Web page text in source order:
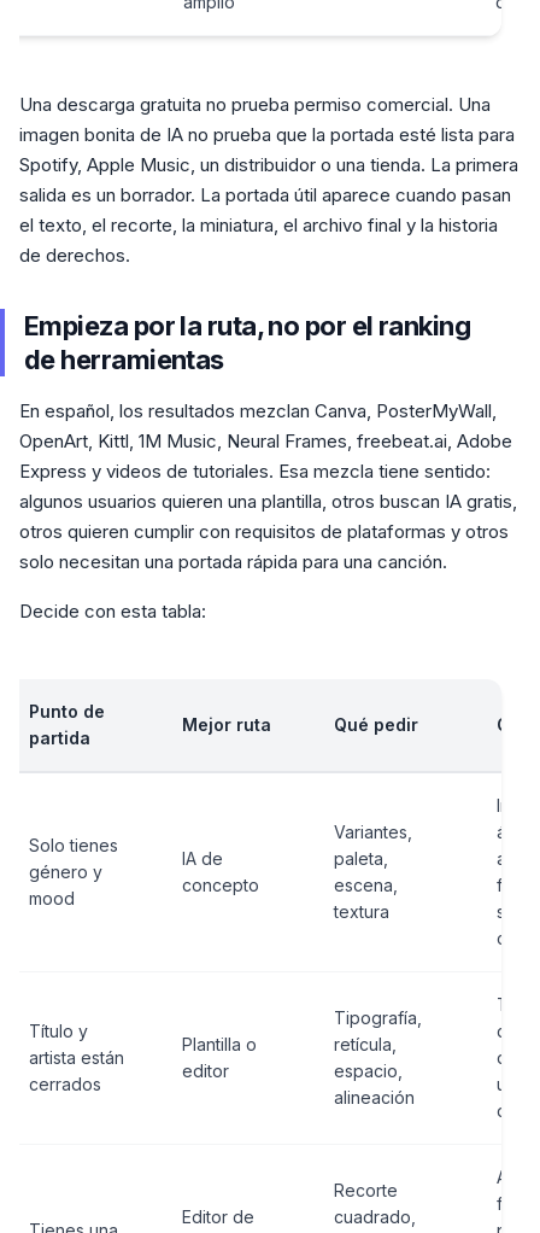
Una descarga gratuita no prueba permiso comercial. Una
imagen bonita de IA no prueba que la portada esté lista para
Spotify, Apple Music, un distribuidor o una tienda. La primera
salida es un borrador. La portada útil aparece cuando pasan
el texto, el recorte, la miniatura, el archivo final y la historia
de derechos.
Empieza por la ruta, no por el ranking
de herramientas
En español, los resultados mezclan Canva, PosterMyWall,
OpenArt, Kittl, 1M Music, Neural Frames, freebeat.ai, Adobe
Express y videos de tutoriales. Esa mezcla tiene sentido:
algunos usuarios quieren una plantilla, otros buscan IA gratis,
otros quieren cumplir con requisitos de plataformas y otros
solo necesitan una portada rápida para una canción.
Decide con esta tabla:
Punto de
partida
Mejor ruta Qué pedir Qué
Solo tienes
género y
mood
IA de
concepto
Variantes,
paleta,
escena,
textura
sello
Título y
artista están
cerrados
Plantilla o
editor
Tipografía,
retícula,
espacio,
alineación
una
de IA
Editor de
Recorte
cuadrado,
foto